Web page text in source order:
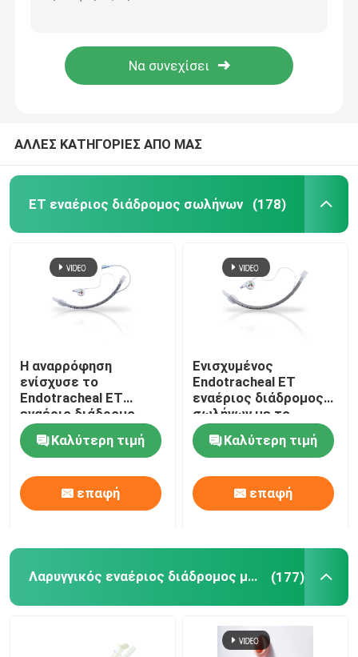
Nasopharyngeal σωλήνας εναέριων διαδρόμων
Μίας χρήσης Endotracheal σωλήνας
Όργανο ελέγχου πίεσης εναέριων διαδρόμων
Βρογχικός Blocker σωλήνας
Καθετήρας αναρρόφησης
Τηλεοπτικές Intubation συσκευές
Oropharyngeal σωλήνας εναέριων διαδρόμων
ΑΛΛΕΣ ΚΑΤΗΓΟΡΙΕΣ ΑΠΟ ΜΑΣ
ET εναέριος διάδρομος σωλήνων (178)
Η αναρρόφηση
ενίσχυσε το
Endotracheal ET
εναέριο διάδρομο
Cuffed ISO13485
σωλήνων
πιστοποιημένο
Καλύτερη τιμή
επαφή
Ενισχυμένος
Endotracheal ET
εναέριος διάδρομος
σωλήνων με το
όργανο ελέγχου
πίεσης Intracuff
Καλύτερη τιμή
επαφή
Λαρυγγικός εναέριος διάδρομος μασκών (177)